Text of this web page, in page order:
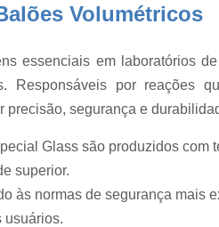
vidraria
Frascos de
Frascos para
Funil de vidro
Volumétricos
essenciais em laboratórios
Responsáveis por reações
precisão, segurança e
Glass são produzidos com
superior.
às normas de segurança mais
usuários.